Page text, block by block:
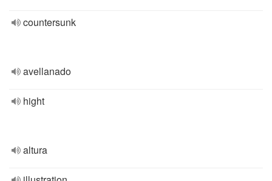
countersunk
avellanado
hight
altura